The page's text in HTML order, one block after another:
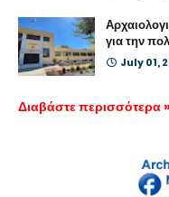
για την
July 01,
Διαβάστε περισσότερα